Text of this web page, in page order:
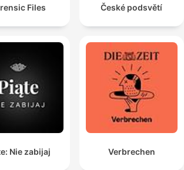
Dass Julia ihn gefunden hat, war
in meinem Leben.
00:51:10 · Julia beschreibt die immense
Entdeckung durch sie für ihr eigenes
Files České podsvětí
Nie zabijaj Verbrechen